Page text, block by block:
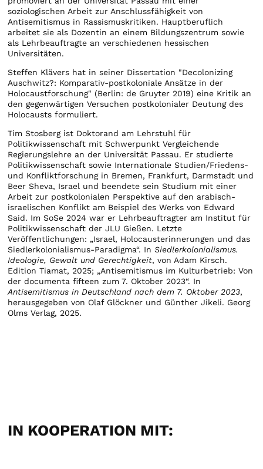
soziologischen Arbeit zur Anschlussfähigkeit von
Antisemitismus in Rassismuskritiken. Hauptberuflich
arbeitet sie als Dozentin an einem Bildungszentrum sowie
als Lehrbeauftragte an verschiedenen hessischen
Universitäten.
Steffen Klävers hat in seiner Dissertation "Decolonizing
Auschwitz?: Komparativ-postkoloniale Ansätze in der
Holocaustforschung" (Berlin: de Gruyter 2019) eine Kritik an
den gegenwärtigen Versuchen postkolonialer Deutung des
Holocausts formuliert.
Tim Stosberg ist Doktorand am Lehrstuhl für
Politikwissenschaft mit Schwerpunkt Vergleichende
Regierungslehre an der Universität Passau. Er studierte
Politikwissenschaft sowie Internationale Studien/Friedens-
und Konfliktforschung in Bremen, Frankfurt, Darmstadt und
Beer Sheva, Israel und beendete sein Studium mit einer
Arbeit zur postkolonialen Perspektive auf den arabisch-
israelischen Konflikt am Beispiel des Werks von Edward
Said. Im SoSe 2024 war er Lehrbeauftragter am Institut für
Politikwissenschaft der JLU Gießen. Letzte
Veröffentlichungen: „Israel, Holocausterinnerungen und das
Siedlerkolonialismus-Paradigma“. InSiedlerkolonialismus.
Ideologie, Gewalt und Gerechtigkeit, von Adam Kirsch.
Edition Tiamat, 2025; „Antisemitismus im Kulturbetrieb: Von
der documenta fifteen zum 7. Oktober 2023“. In
Antisemitismus in Deutschland nach dem 7. Oktober 2023,
herausgegeben von Olaf Glöckner und Günther Jikeli. Georg
Olms Verlag, 2025.
IN KOOPERATION MIT: